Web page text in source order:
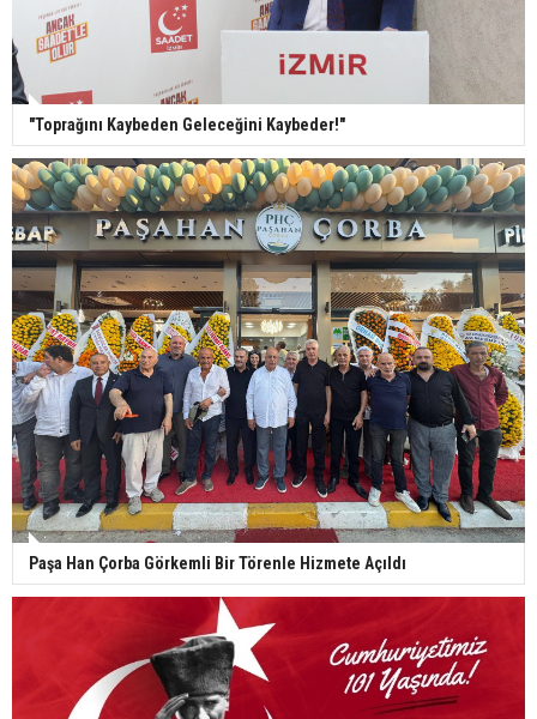
"Toprağını Kaybeden Geleceğini Kaybeder!"
Paşa Han Çorba Görkemli Bir Törenle Hizmete Açıldı